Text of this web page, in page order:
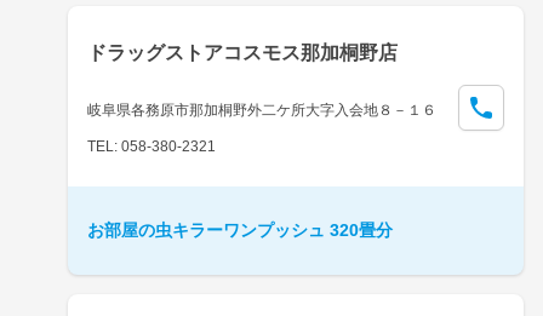
ドラッグストアコスモス那加桐野店
岐阜県各務原市那加桐野外二ケ所大字入会地８－１６
TEL: 058-380-2321
お部屋の虫キラーワンプッシュ 320畳分